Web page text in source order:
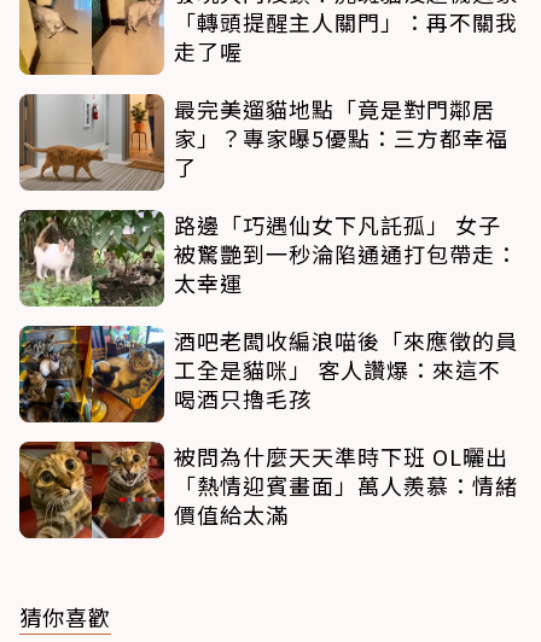
「轉頭提醒主人關門」：再不關我
走了喔
最完美遛貓地點「竟是對門鄰居
家」？專家曝5優點：三方都幸福
了
路邊「巧遇仙女下凡託孤」 女子
被驚艷到一秒淪陷通通打包帶走：
太幸運
酒吧老闆收編浪喵後「來應徵的員
工全是貓咪」 客人讚爆：來這不
喝酒只擼毛孩
被問為什麼天天準時下班 OL曬出
「熱情迎賓畫面」萬人羨慕：情緒
價值給太滿
猜你喜歡